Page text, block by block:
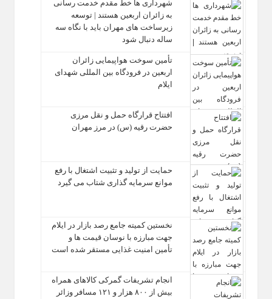
شهرداری‌ ها خط مقدم خدمت ‌رسانی
به زائران اربعین هستند | توسعه
زیرساخت ‌های مهران باید با نگاه سه‌
ساله دنبال شود
تأمین سوخت هواپیمایی زائران
اربعین در فرودگاه بین المللی شهدای
ایلام
افتتاح قرارگاه حمل‌ و نقل مرزی
حضرت رقیه (س) در مرز مهران
حمایت از تولید و تثبیت اشتغال با رفع
موانع سرمایه‌ گذاری شتاب می‌ گیرد
نخستین کمیته جامع رصد بازار در ایلام
جهت مبارزه با نوسان قیمت‌ ها و
تأمین امنیت غذایی مستقر شده است
انجام تشریفات گمرکی کالاهای همراه
بیش از ۸۰۰ هزار و ۱۲۱ مسافر وزائر